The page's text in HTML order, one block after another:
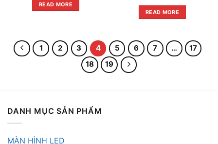
READ MORE
READ MORE
1 2 3 4 5 6 7 …
17
18
19
DANH MỤC SẢN PHẨM
MÀN HÌNH LED